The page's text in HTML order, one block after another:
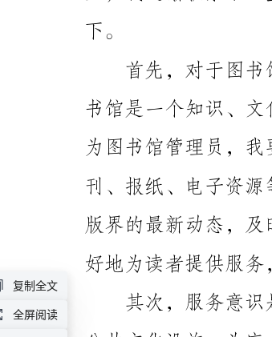
复制全文
全屏阅读